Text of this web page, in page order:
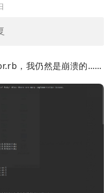
，我仍然是崩溃的……